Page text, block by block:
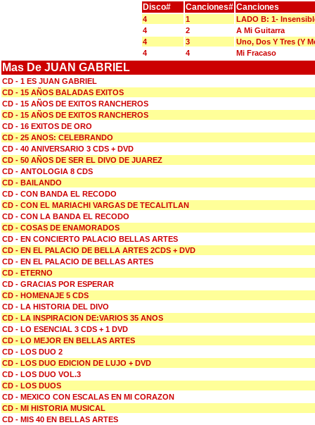
Disco# Canciones# Canciones
4 1
LADO B: 1-
4
2
A Mi Guitarra
4
3
Uno, Dos Y Tres (Y
4
4 Mi Fracaso
Mas De JUAN GABRIEL
CD - 1 ES JUAN GABRIEL
CD - 15 AÑOS BALADAS EXITOS
CD - 15 AÑOS DE EXITOS RANCHEROS
CD - 15 AÑOS DE EXITOS RANCHEROS
CD - 16 EXITOS DE ORO
CD - 25 ANOS: CELEBRANDO
CD - 40 ANIVERSARIO 3 CDS + DVD
CD - 50 AÑOS DE SER EL DIVO DE JUAREZ
CD - ANTOLOGIA 8 CDS
CD - BAILANDO
CD - CON BANDA EL RECODO
CD - CON EL MARIACHI VARGAS DE TECALITLAN
CD - CON LA BANDA EL RECODO
CD - COSAS DE ENAMORADOS
CD - EN CONCIERTO PALACIO BELLAS ARTES
CD - EN EL PALACIO DE BELLA ARTES 2CDS + DVD
CD - EN EL PALACIO DE BELLAS ARTES
CD - ETERNO
CD - GRACIAS POR ESPERAR
CD - HOMENAJE 5 CDS
CD - LA HISTORIA DEL DIVO
CD - LA INSPIRACION DE:VARIOS 35 ANOS
CD - LO ESENCIAL 3 CDS + 1 DVD
CD - LO MEJOR EN BELLAS ARTES
CD - LOS DUO 2
CD - LOS DUO EDICION DE LUJO + DVD
CD - LOS DUO VOL.3
CD - LOS DUOS
CD - MEXICO CON ESCALAS EN MI CORAZON
CD - MI HISTORIA MUSICAL
CD - MIS 40 EN BELLAS ARTES